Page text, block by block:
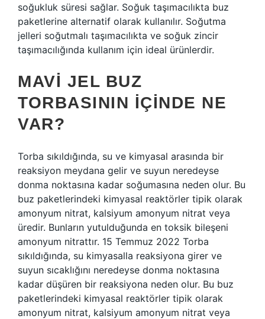
soğukluk süresi sağlar. Soğuk taşımacılıkta buz
paketlerine alternatif olarak kullanılır. Soğutma
jelleri soğutmalı taşımacılıkta ve soğuk zincir
taşımacılığında kullanım için ideal ürünlerdir.
MAVI JEL BUZ
TORBASININ IÇINDE NE
VAR?
Torba sıkıldığında, su ve kimyasal arasında bir
reaksiyon meydana gelir ve suyun neredeyse
donma noktasına kadar soğumasına neden olur. Bu
buz paketlerindeki kimyasal reaktörler tipik olarak
amonyum nitrat, kalsiyum amonyum nitrat veya
üredir. Bunların yutulduğunda en toksik bileşeni
amonyum nitrattır. 15 Temmuz 2022 Torba
sıkıldığında, su kimyasalla reaksiyona girer ve
suyun sıcaklığını neredeyse donma noktasına
kadar düşüren bir reaksiyona neden olur. Bu buz
paketlerindeki kimyasal reaktörler tipik olarak
amonyum nitrat, kalsiyum amonyum nitrat veya